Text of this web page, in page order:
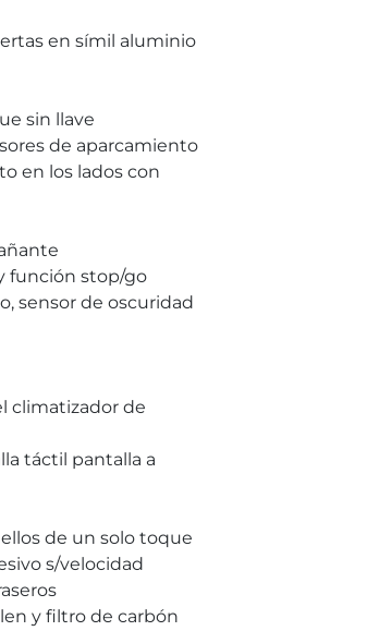
en símil aluminio
sin llave
de aparcamiento
en los lados con
función stop/go
sensor de oscuridad
climatizador de
táctil pantalla a
de un solo toque
s/velocidad
y filtro de carbón